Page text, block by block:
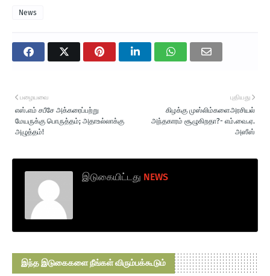
News
புதியது
கிழக்கு முஸ்லிம்களைஅரசியல்
அந்தகாரம் சூழுகிறதா?- எம்.வை.ஏ.
அஸீஸ்
பழையவை
எஸ்.எம் சபீசே அக்கரைப்பற்று
மேயருக்கு பொருத்தம்; அதாஉல்லாக்கு
அழுத்தம்!
இடுகையிட்டது NEWS
இந்த இடுகைகளை நீங்கள் விரும்பக்கூடும்